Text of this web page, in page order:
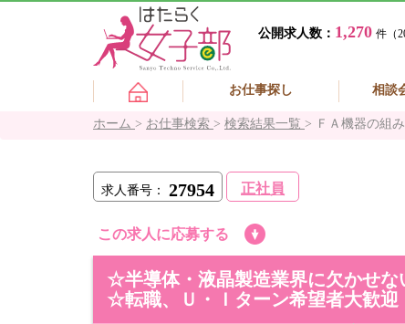
公開求人数： 1,270 件（
お仕事探し 相談
ホーム > お仕事検索 > 検索結果一覧 > ＦＡ機器の組
求人番号： 27954 正社員
この求人に応募する
☆半導体・液晶製造業界に欠かせな
☆転職、Ｕ・Ｉターン希望者大歓迎